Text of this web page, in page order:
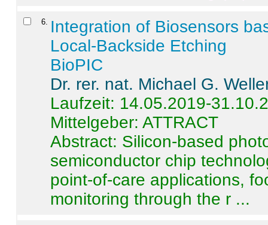
6
Integration of Biosensors
Local-Backside Etching
BioPIC
Dr. rer. nat. Michael G.
Laufzeit: 14.05.2019-
Mittelgeber: ATTRACT
Abstract: Silicon-based
semiconductor chip
point-of-care applications,
monitoring through the r ...